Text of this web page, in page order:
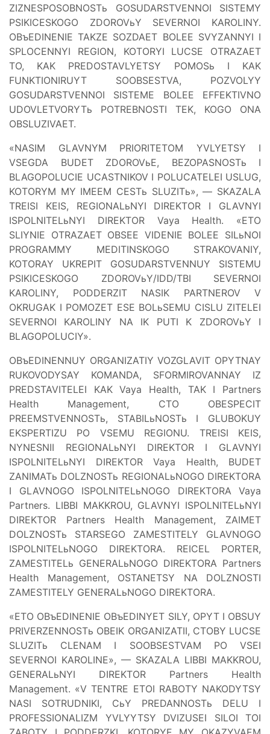
ZIZNESPOSOBNOSTь GOSUDARSTVENNOI SISTEMY
PSIKICESKOGO ZDOROVьY SEVERNOI KAROLINY.
OBъEDINENIE TAKZE SOZDAET BOLEE SVYZANNYI I
SPLOCENNYI REGION, KOTORYI LUCSE OTRAZAET
TO, KAK PREDOSTAVLYETSY POMOSь I KAK
FUNKTIONIRUYT SOOBSESTVA, POZVOLYY
GOSUDARSTVENNOI SISTEME BOLEE EFFEKTIVNO
UDOVLETVORYTь POTREBNOSTI TEK, KOGO ONA
OBSLUZIVAET.
«NASIM GLAVNYM PRIORITETOM YVLYETSY I
VSEGDA BUDET ZDOROVьE, BEZOPASNOSTь I
BLAGOPOLUCIE UCASTNIKOV I POLUCATELEI USLUG,
KOTORYM MY IMEEM CESTь SLUZITь», — SKAZALA
TREISI KEIS, REGIONALьNYI DIREKTOR I GLAVNYI
ISPOLNITELьNYI DIREKTOR Vaya Health. «ETO
SLIYNIE OTRAZAET OBSEE VIDENIE BOLEE SILьNOI
PROGRAMMY MEDITINSKOGO STRAKOVANIY,
KOTORAY UKREPIT GOSUDARSTVENNUY SISTEMU
PSIKICESKOGO ZDOROVьY/IDD/TBI SEVERNOI
KAROLINY, PODDERZIT NASIK PARTNEROV V
OKRUGAK I POMOZET ESE BOLьSEMU CISLU ZITELEI
SEVERNOI KAROLINY NA IK PUTI K ZDOROVьY I
BLAGOPOLUCIY».
OBъEDINENNUY ORGANIZATIY VOZGLAVIT OPYTNAY
RUKOVODYSAY KOMANDA, SFORMIROVANNAY IZ
PREDSTAVITELEI KAK Vaya Health, TAK I Partners
Health Management, CTO OBESPECIT
PREEMSTVENNOSTь, STABILьNOSTь I GLUBOKUY
EKSPERTIZU PO VSEMU REGIONU. TREISI KEIS,
NYNESNII REGIONALьNYI DIREKTOR I GLAVNYI
ISPOLNITELьNYI DIREKTOR Vaya Health, BUDET
ZANIMATь DOLZNOSTь REGIONALьNOGO DIREKTORA
I GLAVNOGO ISPOLNITELьNOGO DIREKTORA Vaya
Partners. LIBBI MAKKROU, GLAVNYI ISPOLNITELьNYI
DIREKTOR Partners Health Management, ZAIMET
DOLZNOSTь STARSEGO ZAMESTITELY GLAVNOGO
ISPOLNITELьNOGO DIREKTORA. REICEL PORTER,
ZAMESTITELь GENERALьNOGO DIREKTORA Partners
Health Management, OSTANETSY NA DOLZNOSTI
ZAMESTITELY GENERALьNOGO DIREKTORA.
«ETO OBъEDINENIE OBъEDINYET SILY, OPYT I OBSUY
PRIVERZENNOSTь OBEIK ORGANIZATII, CTOBY LUCSE
SLUZITь CLENAM I SOOBSESTVAM PO VSEI
SEVERNOI KAROLINE», — SKAZALA LIBBI MAKKROU,
GENERALьNYI DIREKTOR Partners Health
Management. «V TENTRE ETOI RABOTY NAKODYTSY
NASI SOTRUDNIKI, CьY PREDANNOSTь DELU I
PROFESSIONALIZM YVLYYTSY DVIZUSEI SILOI TOI